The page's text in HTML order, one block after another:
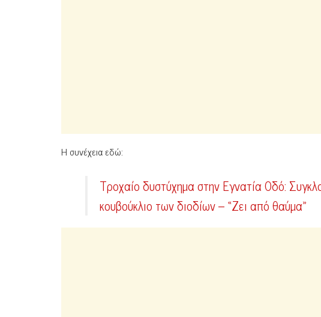
Η συνέχεια εδώ:
Τροχαίο δυστύχημα στην Εγνατία Οδό:
κουβούκλιο των διοδίων – «Ζει από θαύμα»